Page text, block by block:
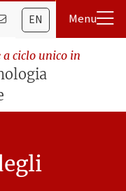
EN
ciclo unico in